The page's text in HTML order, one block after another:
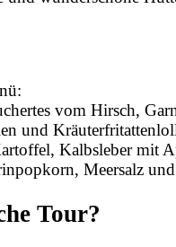
vom Hirsch,
und
Kalbsleber mit
Meersalz
Tour?